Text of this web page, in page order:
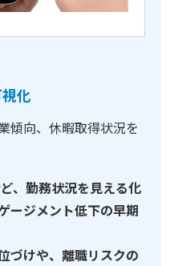
化
傾向、休暇取得状況を
、勤務状況を見える化
ージメント低下の早期
づけや、離職リスクの